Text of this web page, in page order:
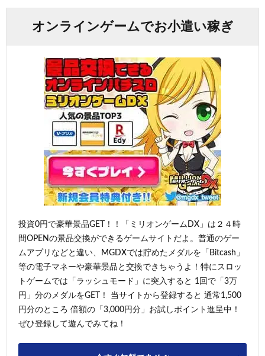
オンラインゲームでお小遣い稼ぎ
投資0円で豪華景品GET！！「ミリオンゲームDX」は２４時
間OPENの景品交換ができるゲームサイトだよ。普通のゲー
ムアプリなどと違い、MGDXでは貯めたメダルを「Bitcash」
等の電子マネーや豪華景品と交換できちゃうよ！特にスロッ
トゲームでは「ラッシュモード」に突入すると 1回で「3万
円」分のメダルをGET！ 当サイトから登録すると 通常1,500
円分のところ 倍額の「3,000円分」お試しポイント進呈中！
ぜひ登録して遊んでみてね！